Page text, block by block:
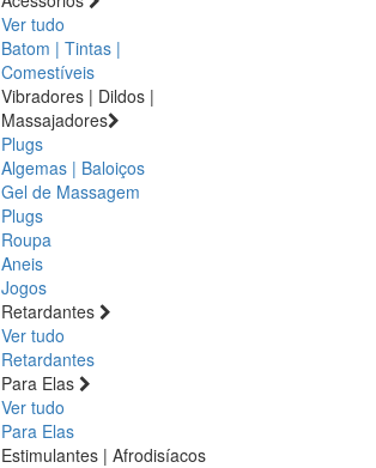
Ver tudo
Batom | Tintas |
Comestíveis
Vibradores | Dildos |
Massajadores
Plugs
Algemas | Baloiços
Gel de Massagem
Plugs
Roupa
Aneis
Jogos
Retardantes
Ver tudo
Retardantes
Para Elas
Ver tudo
Para Elas
Estimulantes | Afrodisíacos